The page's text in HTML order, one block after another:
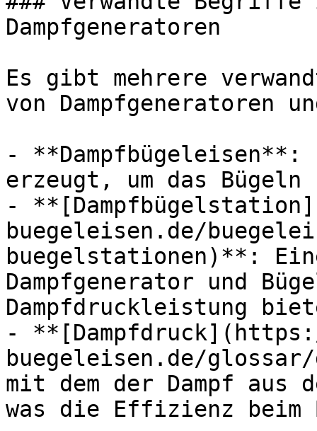
Dampfgeneratoren
Es gibt mehrere
von Dampfgeneratoren
- **Dampfbügeleisen**:
erzeugt, um das
-
buegeleisen.de/
buegelstationen)**:
Dampfgenerator und
Dampfdruckleistung
-
buegeleisen.de/
mit dem der Dampf aus
was die Effizienz beim